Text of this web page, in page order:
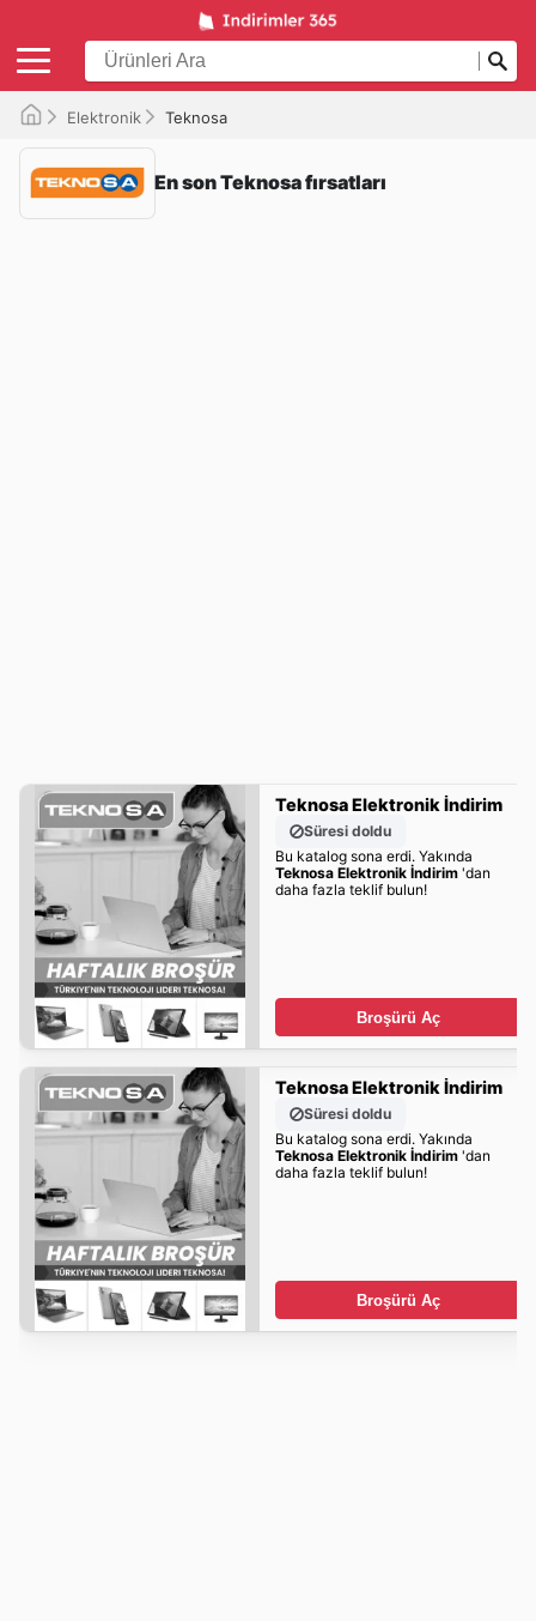
Elektronik Teknosa
En son Teknosa fırsatları
Teknosa Elektronik İndirim
Süresi doldu
Bu katalog sona erdi. Yakında
Teknosa Elektronik İndirim'dan
daha fazla teklif bulun!
Broşürü Aç
Teknosa Elektronik İndirim
Süresi doldu
Bu katalog sona erdi. Yakında
Teknosa Elektronik İndirim'dan
daha fazla teklif bulun!
Broşürü Aç